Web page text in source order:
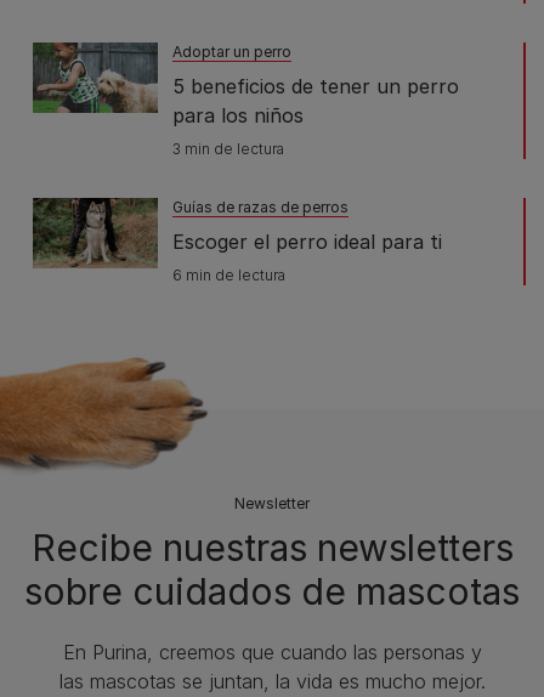
Adoptar un perro
5 beneficios de tener un perro
para los niños
3 min de lectura
Guías de razas de perros
Escoger el perro ideal para ti
6 min de lectura
Newsletter
Recibe nuestras newsletters
sobre cuidados de mascotas​
En Purina, creemos que cuando las personas y
las mascotas se juntan, la vida es mucho mejor.